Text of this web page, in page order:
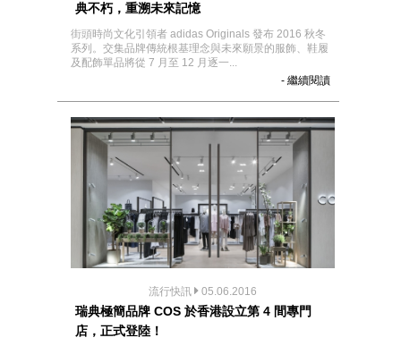
典不朽，重溯未來記憶
街頭時尚文化引領者 adidas Originals 發布 2016 秋冬
系列。交集品牌傳統根基理念與未來願景的服飾、鞋履
及配飾單品將從 7 月至 12 月逐一...
- 繼續閱讀
流行快訊 05.06.2016
瑞典極簡品牌 COS 於香港設立第 4 間專門
店，正式登陸！